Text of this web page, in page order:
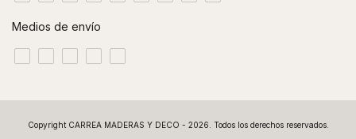
Medios de envío
Copyright CARREA MADERAS Y DECO - 2026. Todos los derechos reservados.